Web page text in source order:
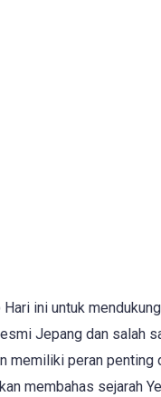
Hari ini untuk mendukung
Jepang dan salah
memiliki peran
membahas sejarah